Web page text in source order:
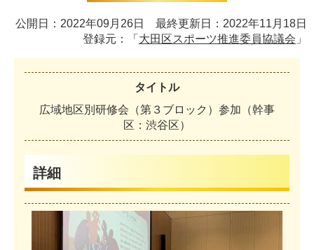
公開日：2022年09月26日 最終更新日：2022年11月18日
登録元：「 大田区スポーツ推進委員協議会 」
タイトル
広域地区別 研修会 （第 ３ ブロ ッ ク ） 参加 （幹事
区 ： 渋谷区）
詳細